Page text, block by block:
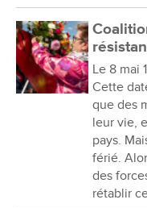
Le 8 mai
Cette
que des
leur vie,
pays.
férié.
des
rétablir